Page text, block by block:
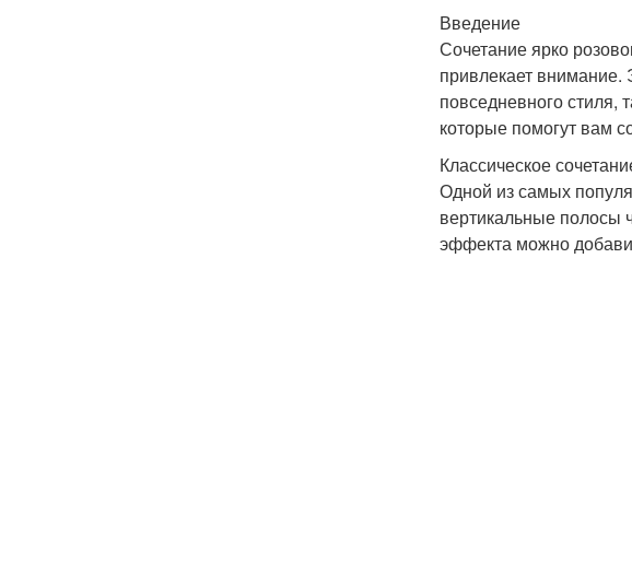
Введение
Сочетание ярко
привлекает внимание.
повседневного стиля,
которые помогут вам
Классическое
Одной из самых
вертикальные полосы
эффекта можно